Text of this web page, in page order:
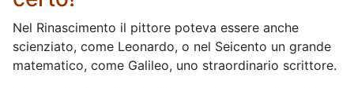
Nel Rinascimento il pittore poteva essere anche
scienziato, come Leonardo, o nel Seicento un grande
matematico, come Galileo, uno straordinario scrittore.